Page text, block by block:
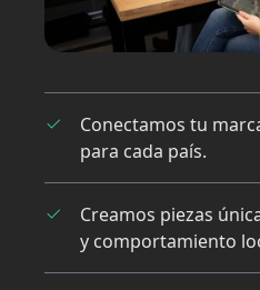
Conectamos tu
para cada país.
Creamos piezas
y comportamiento